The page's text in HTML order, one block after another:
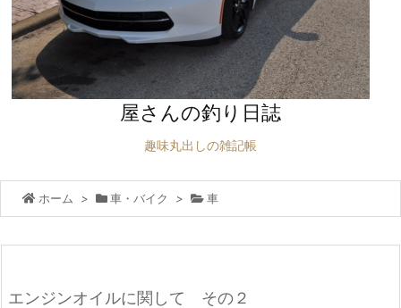
屋さんの釣り日誌
趣味丸出しの雑記帳
ホーム > 車・バイク > 車
エンジンオイルに関して その２